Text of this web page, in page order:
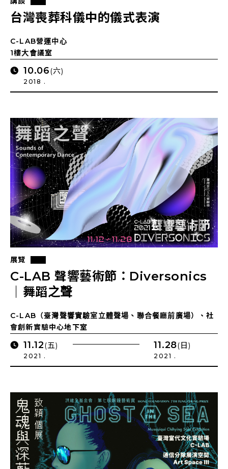
台灣喪葬科儀中的儀式表演
C-LAB營運中心
1樓大會議室
10.06(六)
2018 .
展覽
C-LAB 聲響藝術節：Diversonics
｜舞蹈之聲
C-LAB（臺灣聲響實驗室立體聲場、聯合餐廳前廣場）、社
會創新實驗中心地下室
11.12(五)
2021 .
11.28(日)
2021 .